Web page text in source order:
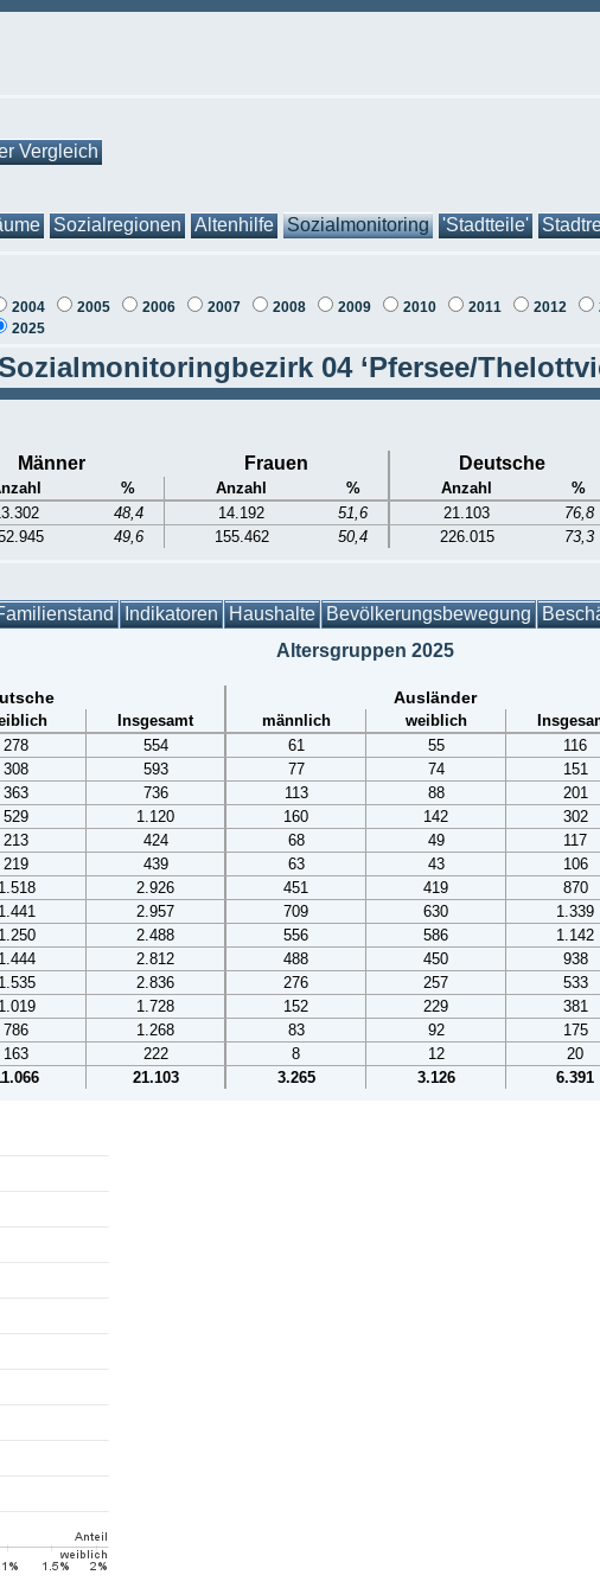
Vergleich
Sozialregionen Altenhilfe Sozialmonitoring 'Stadtteile'
2004 2005 2006 2007 2008 2009 2010 2011 2012
2025
Sozialmonitoringbezirk 04 ‘Pfersee/
Männer Frauen Deutsche
% Anzahl % Anzahl %
48,4 14.192 51,6 21.103 76,8
49,6 155.462 50,4 226.015 73,3
Indikatoren Haushalte Bevölkerungsbewegung
Altersgruppen 2025
Ausländer
Insgesamt männlich weiblich
278 554 61 55 116
308 593 77 74 151
363 736 113 88 201
529 1.120 160 142 302
213 424 68 49 117
219 439 63 43 106
1.518 2.926 451 419 870
1.441 2.957 709 630 1.339
1.250 2.488 556 586 1.142
1.444 2.812 488 450 938
1.535 2.836 276 257 533
1.019 1.728 152 229 381
786 1.268 83 92 175
163 222 8 12 20
21.103 3.265 3.126 6.391